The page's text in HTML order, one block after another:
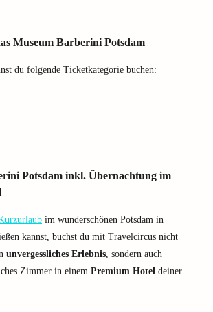
Museum Barberini Potsdam
du folgende Ticketkategorie buchen:
Potsdam inkl. Übernachtung im
im wunderschönen Potsdam in
kannst, buchst du mit Travelcircus nicht
unvergessliches Erlebnis, sondern auch
Zimmer in einem Premium Hotel deiner